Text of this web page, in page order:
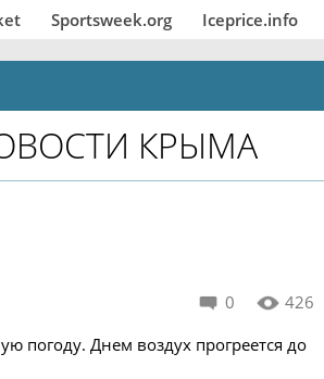
Sportsweek.org Iceprice.info
КРЫМА
0 426
погоду. Днем воздух прогреется до